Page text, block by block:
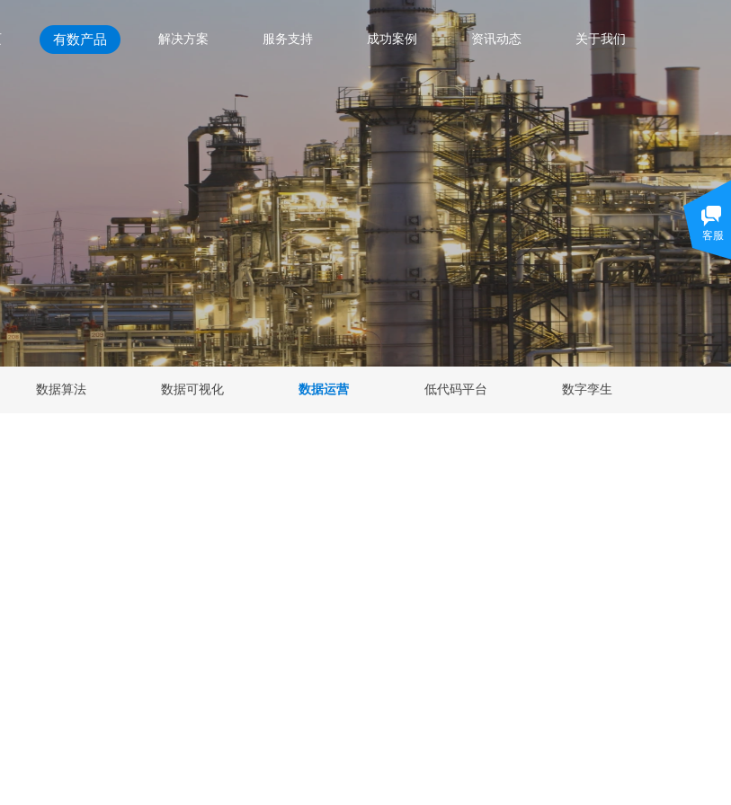
有数产品 解决方案 服务支持 成功案例 资讯动态 关于我们
数据算法 数据可视化 数据运营 低代码平台 数字孪生
客服